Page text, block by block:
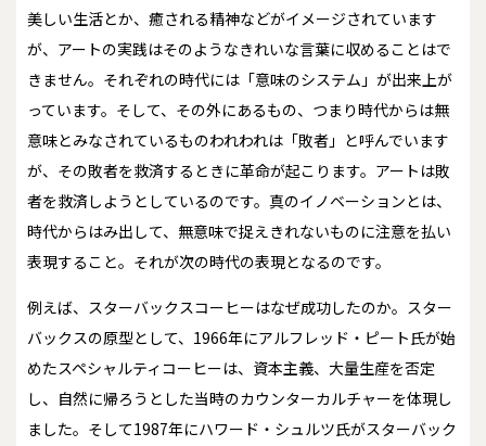
美しい生活とか、癒される精神などがイメージされています
が、アートの実践はそのようなきれいな言葉に収めることはで
きません。それぞれの時代には「意味のシステム」が出来上が
っています。そして、その外にあるもの、つまり時代からは無
意味とみなされているもの――われわれは「敗者」と呼んでいます
が、その敗者を救済するときに革命が起こります。アートは敗
者を救済しようとしているのです。真のイノベーションとは、
時代からはみ出して、無意味で捉えきれないものに注意を払い
表現すること。それが次の時代の表現となるのです。
例えば、スターバックスコーヒーはなぜ成功したのか。スター
バックスの原型として、1966年にアルフレッド・ピート氏が始
めたスペシャルティコーヒーは、資本主義、大量生産を否定
し、自然に帰ろうとした当時のカウンターカルチャーを体現し
ました。そして1987年にハワード・シュルツ氏がスターバック